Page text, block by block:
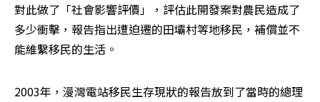
對此做了「社會影響評價」，評估此開發案對農民造成了
多少衝擊，報告指出遭迫遷的田壩村等地移民，補償並不
能維繫移民的生活。
2003年，漫灣電站移民生存現狀的報告放到了當時的總理